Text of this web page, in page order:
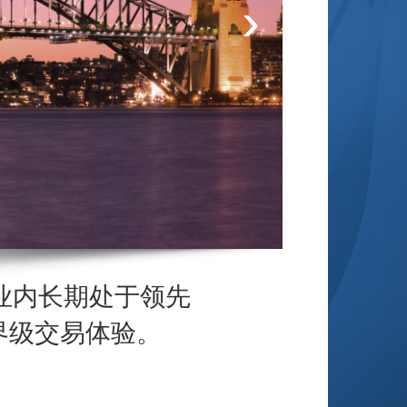
›
内长期处于领先
交易体验。